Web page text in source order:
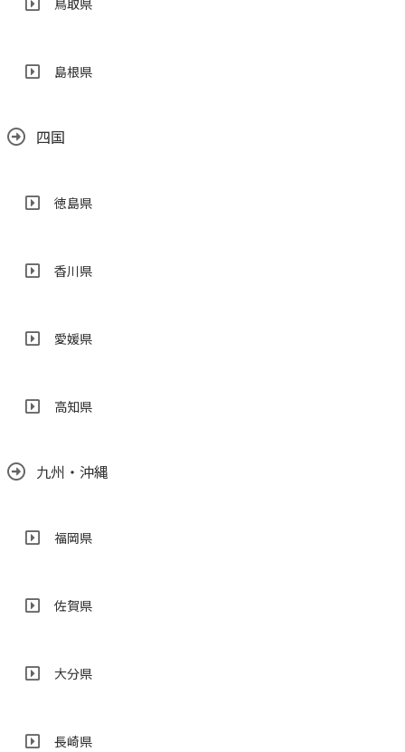
鳥取県
島根県
四国
徳島県
香川県
愛媛県
高知県
九州・沖縄
福岡県
佐賀県
大分県
長崎県